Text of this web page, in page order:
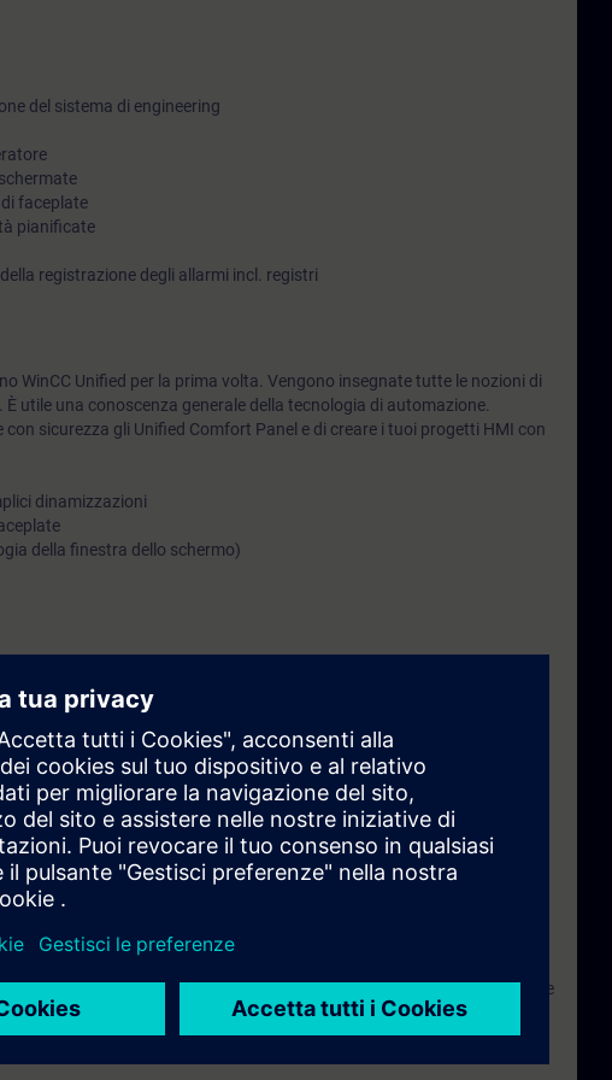
del sistema di engineering
faceplate
pianificate
registrazione degli allarmi incl. registri
WinCC Unified per la prima volta. Vengono insegnate tutte le nozioni di
utile una conoscenza generale della tecnologia di automazione.
sicurezza gli Unified Comfort Panel e di creare i tuoi progetti HMI con
dinamizzazioni
della finestra dello schermo)
direttamente dal produttore
del corso padroneggerai WinCC Unified eseguendo numerosi esercizi
Panel.
progetti HMI. Indipendentemente dal fatto che tu sia un nuovo utente
HMI, questo corso ti mostrerà molte cose nuove e ti darà sicurezza
Panels.